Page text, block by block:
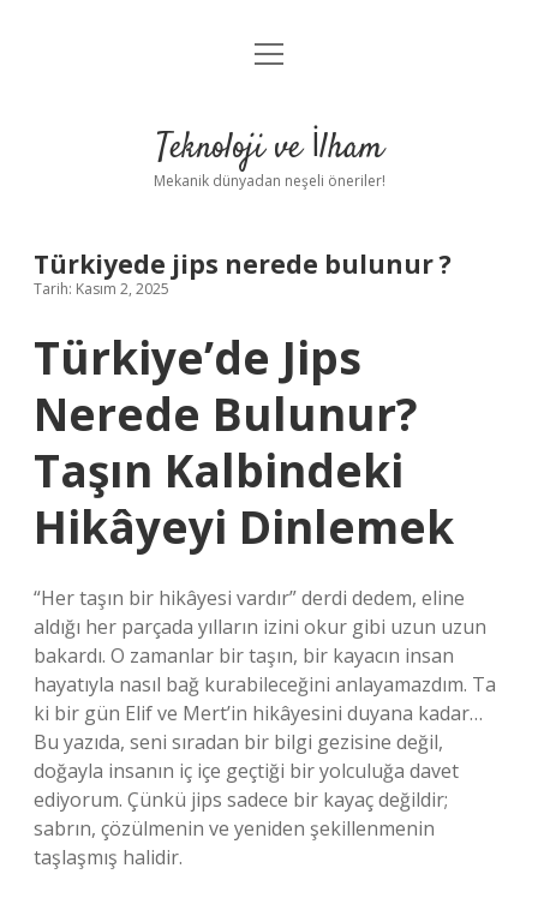
Anasayfa
Yasal Uyarı
menüyü
Teknoloji ve İlham
Mekanik dünyadan neşeli öneriler!
Türkiyede jips nerede bulunur ?
Tarih: Kasım 2, 2025
Türkiye’de Jips
Nerede Bulunur?
Taşın Kalbindeki
Hikâyeyi Dinlemek
“Her taşın bir hikâyesi vardır” derdi dedem, eline
aldığı her parçada yılların izini okur gibi uzun uzun
bakardı. O zamanlar bir taşın, bir kayacın insan
hayatıyla nasıl bağ kurabileceğini anlayamazdım. Ta
ki bir gün Elif ve Mert’in hikâyesini duyana kadar…
Bu yazıda, seni sıradan bir bilgi gezisine değil,
doğayla insanın iç içe geçtiği bir yolculuğa davet
ediyorum. Çünkü jips sadece bir kayaç değildir;
sabrın, çözülmenin ve yeniden şekillenmenin
taşlaşmış halidir.